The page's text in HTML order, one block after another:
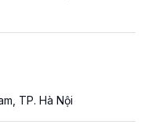
TP. Hà Nội